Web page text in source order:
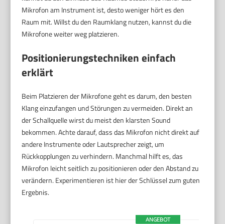
Mikrofon am Instrument ist, desto weniger hört es den
Raum mit. Willst du den Raumklang nutzen, kannst du die
Mikrofone weiter weg platzieren.
Positionierungstechniken einfach
erklärt
Beim Platzieren der Mikrofone geht es darum, den besten
Klang einzufangen und Störungen zu vermeiden. Direkt an
der Schallquelle wirst du meist den klarsten Sound
bekommen. Achte darauf, dass das Mikrofon nicht direkt auf
andere Instrumente oder Lautsprecher zeigt, um
Rückkopplungen zu verhindern. Manchmal hilft es, das
Mikrofon leicht seitlich zu positionieren oder den Abstand zu
verändern. Experimentieren ist hier der Schlüssel zum guten
Ergebnis.
ANGEBOT